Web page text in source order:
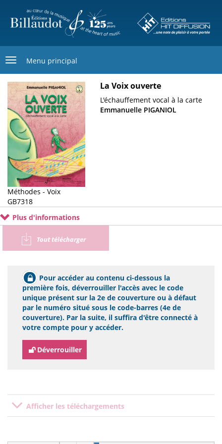
contenu
Menu principal
Image
de
couverture
La Voix ouverte
Sous-
titre
L'échauffement vocal à la carte
Emmanuelle PIGANIOL
Méthodes - Voix
Cotage
GB7318
Plus d'informations
Tout télécharger
Pour accéder au contenu ci-dessous la
première fois, déverrouiller l'accès avec le code
unique présent sur la 2e de couverture ou à défaut
par le numéro situé sous le code-barres (4e de
couverture). Par la suite, il suffira d'être connecté à
votre compte pour y accéder.
Déverrouiller
Afficher les téléchargements